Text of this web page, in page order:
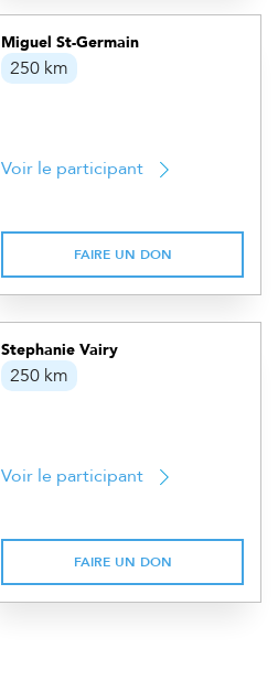
Miguel St-Germain
250 km
Voir le participant
FAIRE UN DON
Stephanie Vairy
250 km
Voir le participant
FAIRE UN DON